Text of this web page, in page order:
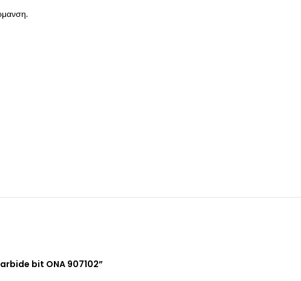
bit ONA 907102”